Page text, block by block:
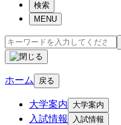
検索
MENU
ホーム 戻る
大学案内 大学案内
入試情報 入試情報